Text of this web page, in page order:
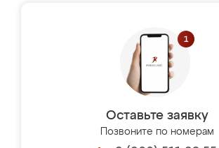
Оставьте заявку
Позвоните по номерам